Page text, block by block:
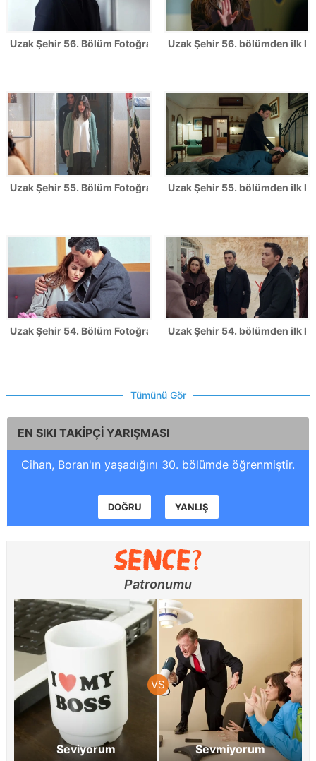
Uzak Şehir 56. Bölüm FotoğraflarıUzak Şehir 56. bölümden ilk
Uzak Şehir 55. Bölüm FotoğraflarıUzak Şehir 55. bölümden ilk
Uzak Şehir 54. Bölüm FotoğraflarıUzak Şehir 54. bölümden ilk
Tümünü Gör
EN SIKI TAKİPÇİ YARIŞMASI
Cihan, Boran'ın yaşadığını 30. bölümde öğrenmiştir.
DOĞRU YANLIŞ
Patronumu
Seviyorum Sevmiyorum